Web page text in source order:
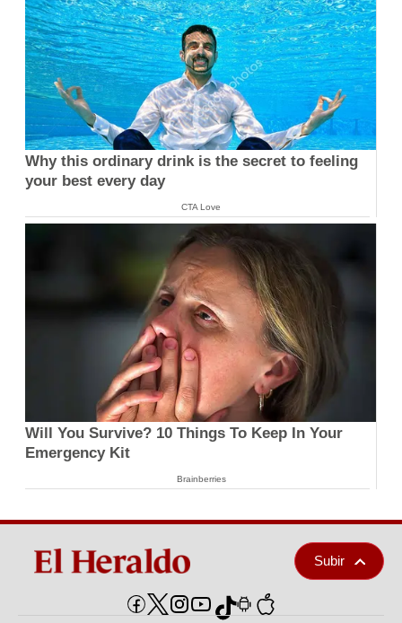
Why this ordinary drink is the secret to feeling
your best every day
CTA Love
Will You Survive? 10 Things To Keep In Your
Emergency Kit
Brainberries
Subir